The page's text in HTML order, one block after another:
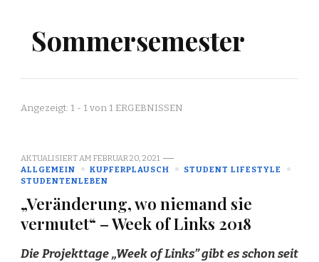
Sommersemester
Angezeigt: 1 - 1 von 1 ERGEBNISSEN
AKTUALISIERT AM FEBRUAR 20, 2021
ALLGEMEIN
KUPFERPLAUSCH
STUDENT LIFESTYLE
STUDENTENLEBEN
„Veränderung, wo niemand sie
vermutet“ – Week of Links 2018
Die Projekttage „Week of Links” gibt es schon seit